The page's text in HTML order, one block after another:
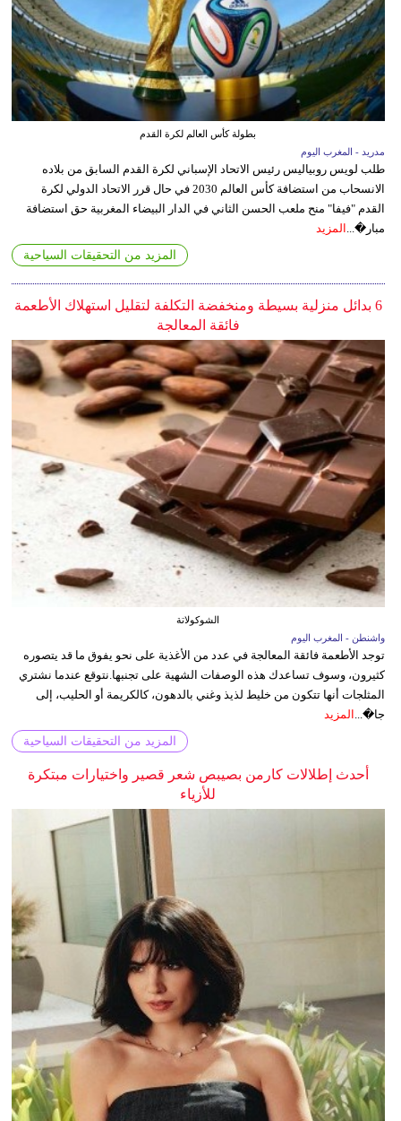
بطولة كأس العالم لكرة القدم
مدريد - المغرب اليوم
طلب لويس روبياليس رئيس الاتحاد الإسباني لكرة القدم السابق من بلاده
الانسحاب من استضافة كأس العالم 2030 في حال قرر الاتحاد الدولي لكرة
القدم "فيفا" منح ملعب الحسن الثاني في الدار البيضاء المغربية حق استضافة
مبار�...
المزيد
المزيد من التحقيقات السياحية
6 بدائل منزلية بسيطة ومنخفضة التكلفة لتقليل استهلاك الأطعمة
فائقة المعالجة
الشوكولاتة
واشنطن - المغرب اليوم
توجد الأطعمة فائقة المعالجة في عدد من الأغذية على نحو يفوق ما قد يتصوره
كثيرون، وسوف تساعدك هذه الوصفات الشهية على تجنبها.نتوقع عندما نشتري
المثلجات أنها تتكون من خليط لذيذ وغني بالدهون، كالكريمة أو الحليب، إلى
جا�... المزيد
المزيد من التحقيقات السياحية
أحدث إطلالات كارمن بصيبص شعر قصير واختيارات مبتكرة
للأزياء